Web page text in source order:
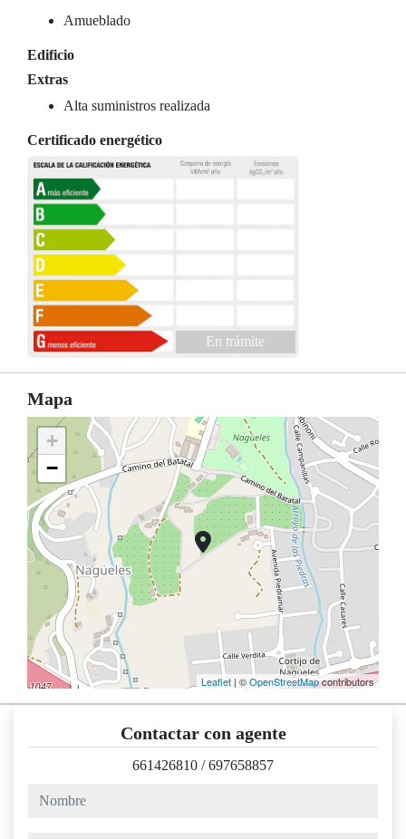
Amueblado
Edificio
Extras
Alta suministros realizada
Certificado energético
En trámite
Mapa
+
−
Leaflet | ©OpenStreetMapcontributors
Contactar con agente
661426810 /697658857
nombre